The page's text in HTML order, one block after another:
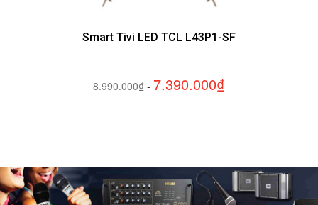
Smart Tivi LED TCL L43P1-SF
8.990.000₫ - 7.390.000₫